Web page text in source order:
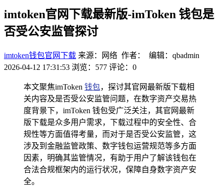
imtoken官网下载最新版-imToken 钱包是
否受公安监管探讨
imtoken钱包官网下载 来源：网络 作者： 编辑：qbadmin
2026-04-12 17:31:53 浏览：577 评论：0
本文聚焦imToken 钱包，探讨其官网最新版下载相
关内容及是否受公安监管问题，在数字资产交易热
度背景下，imToken 钱包受广泛关注，其官网最新
版下载是众多用户需求，下载过程中的安全性、合
规性等方面值得考量，而对于是否受公安监管，这
涉及到金融监管政策、数字钱包运营规范等多方面
因素，明确其监管情况，有助于用户了解该钱包在
合法合规框架内的运行状况，保障自身数字资产安
全。